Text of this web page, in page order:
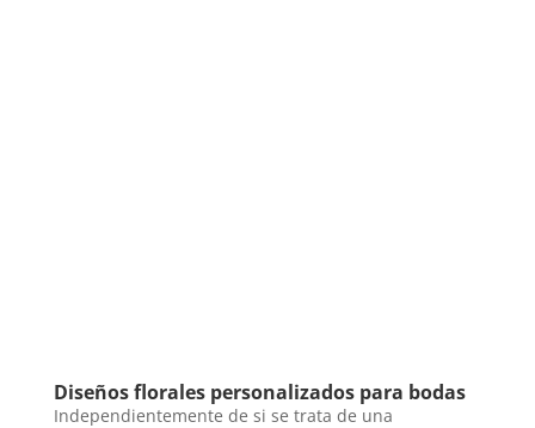
Diseños florales personalizados para bodas
Independientemente de si se trata de una